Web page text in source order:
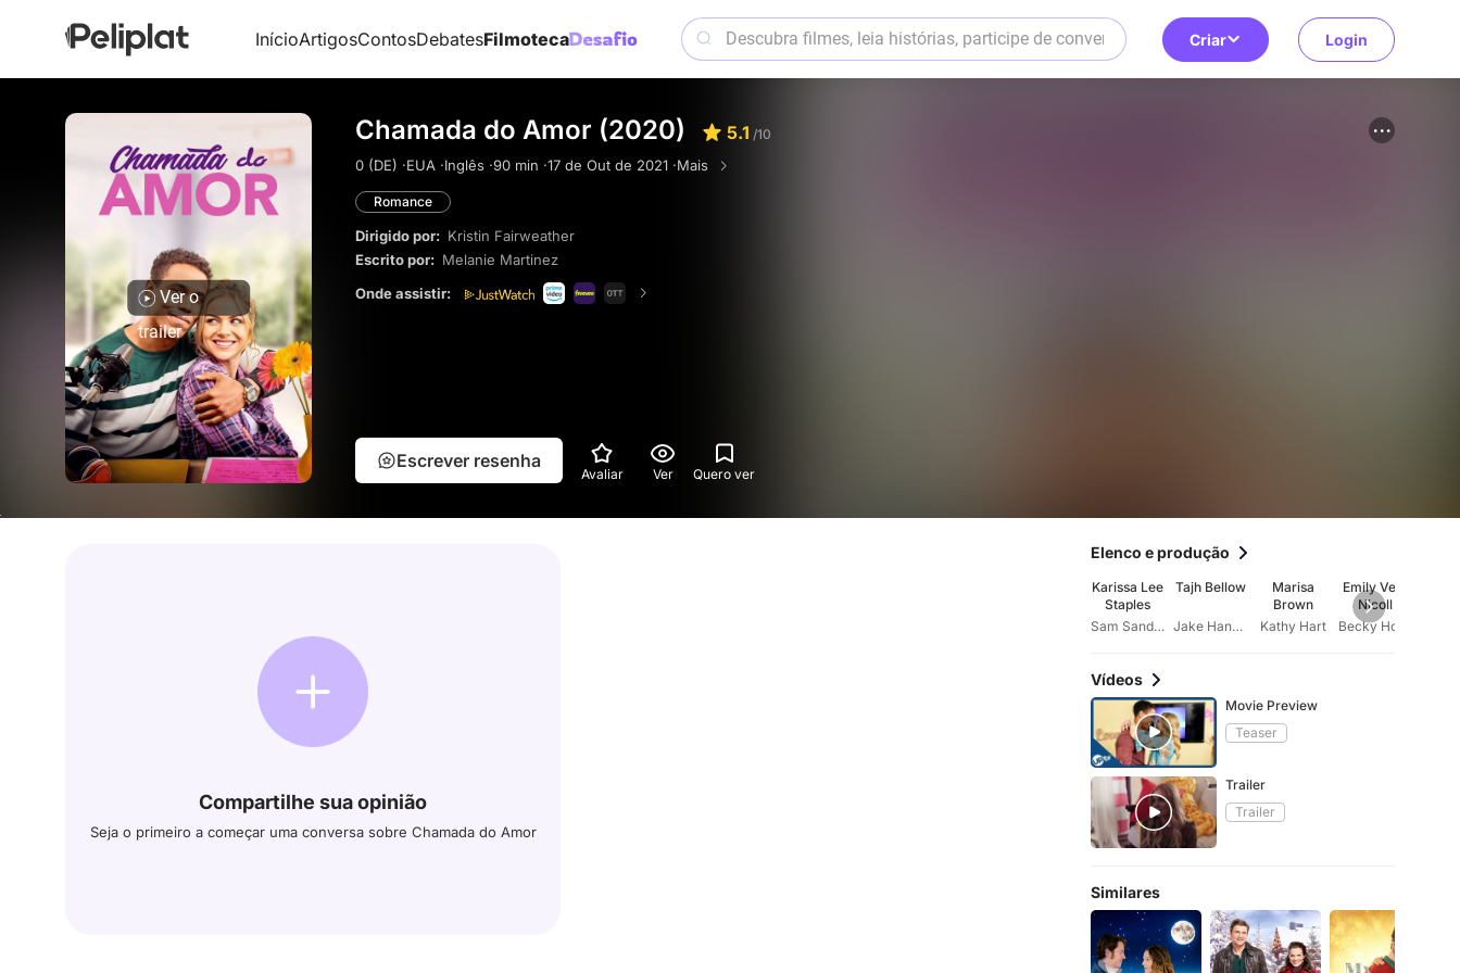
InícioArtigosContosDebatesFilmoteca Criar Login
Ver o
trailer
Chamada do Amor (2020) 5.1 /10
0 (DE) ·EUA ·Inglês ·90 min ·17 de Out de 2021 ·Mais
Romance
Dirigido por: Kristin Fairweather
Escrito por: Melanie Martinez
Onde assistir:
Escrever resenha
Avaliar Ver Quero ver
Compartilhe sua opinião
Seja o primeiro a começar uma conversa sobre Chamada do Amor
Elenco e produção
Karissa Lee
Staples
Sam Sanders
Tajh Bellow
Jake Hanson
Marisa
Brown
Kathy Hart
Emily Vere
Nicoll
Vídeos
Movie Preview
Teaser
Trailer
Trailer
Similares